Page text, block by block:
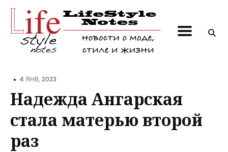
Поиск
• 4 ЯНВ, 2023
Надежда Ангарская
стала матерью второй
раз